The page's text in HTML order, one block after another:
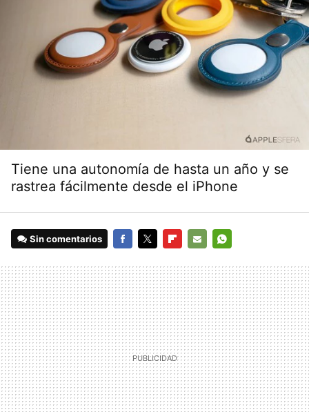
Tiene una autonomía de hasta un año y se
rastrea fácilmente desde el iPhone
Sin comentarios
MAIL